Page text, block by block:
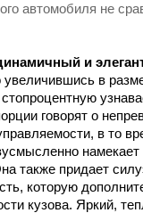
автомобиля не
и
увеличившись в
говорят о
в то
также придает
которую
кузова. Яркий,